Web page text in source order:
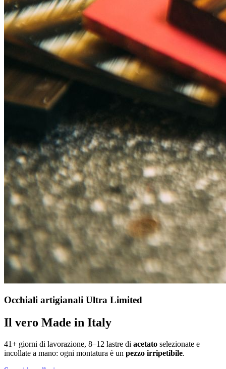
Occhiali artigianali Ultra Limited
Il vero Made in Italy
41+ giorni di lavorazione, 8–12 lastre di acetato selezionate e
incollate a mano: ogni montatura è un pezzo irripetibile.